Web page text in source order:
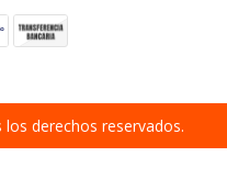
derechos reservados.